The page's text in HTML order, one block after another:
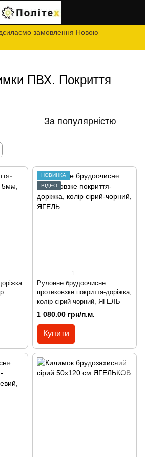
замовлення Новою
ПВХ. Покриття
За популярністю
НОВИНКА
ВІДЕО
1
Рулонне брудоочисне
протиковзке покриття-доріжка,
колір сірий-чорний, ЯГЕЛЬ
1 080.00 грн/п.м.
Купити